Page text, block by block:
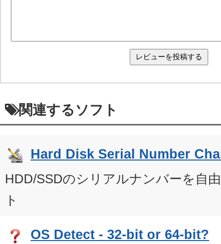
関連するソフト
Hard Disk Serial Number
HDD/SSDのシリアルナンバーを自
ト
OS Detect - 32-bit or 64-bit?